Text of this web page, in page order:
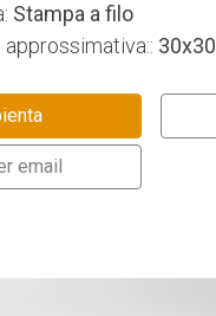
Stampa a filo
email